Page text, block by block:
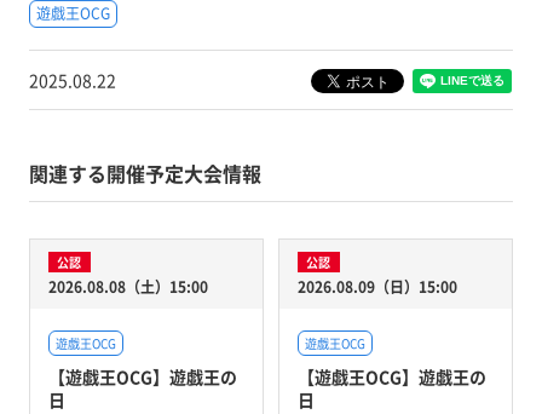
遊戯王OCG
2025.08.22
関連する開催予定大会情報
公認
2026.08.08（土）15:00
遊戯王OCG
【遊戯王OCG】遊戯王の
日
公認
2026.08.09（日）15:00
遊戯王OCG
【遊戯王OCG】遊戯王の
日